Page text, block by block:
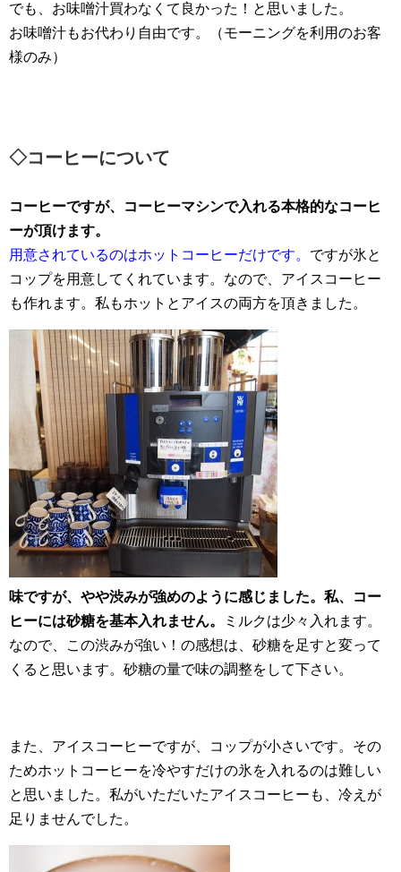
でも、お味噌汁買わなくて良かった！と思いました。
お味噌汁もお代わり自由です。（モーニングを利用のお客
様のみ）
◇コーヒーについて
コーヒーですが、コーヒーマシンで入れる本格的なコーヒ
ーが頂けます。
用意されているのはホットコーヒーだけです。 ですが氷と
コップを用意してくれています。なので、アイスコーヒー
も作れます。私もホットとアイスの両方を頂きました。
味ですが、やや渋みが強めのように感じました。私、コー
ヒーには砂糖を基本入れません。
ミルクは少々入れます。
なので、この渋みが強い！の感想は、砂糖を足すと変って
くると思います。砂糖の量で味の調整をして下さい。
また、アイスコーヒーですが、コップが小さいです。その
ためホットコーヒーを冷やすだけの氷を入れるのは難しい
と思いました。私がいただいたアイスコーヒーも、冷えが
足りませんでした。